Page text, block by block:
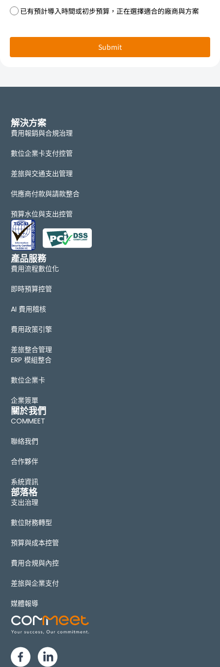
已有預計導入時間或初步預算，正在選擇適合的廠商與方案
Submit
解決方案
費用報銷與合規治理
數位企業卡支付控管
差旅與交通支出管理
供應商付款與請款整合
預算水位與支出控管
產品服務
費用流程數位化
即時預算控管
AI 費用稽核
費用政策引擎
差旅整合管理
ERP 模組整合
數位企業卡
企業簽單
關於我們
COMMEET
聯絡我們
合作夥伴
系統資訊
部落格
支出治理
數位財務轉型
預算與成本控管
費用合規與內控
差旅與企業支付
媒體報導